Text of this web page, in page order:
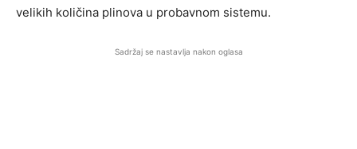
velikih količina plinova u probavnom sistemu.
Sadržaj se nastavlja nakon oglasa